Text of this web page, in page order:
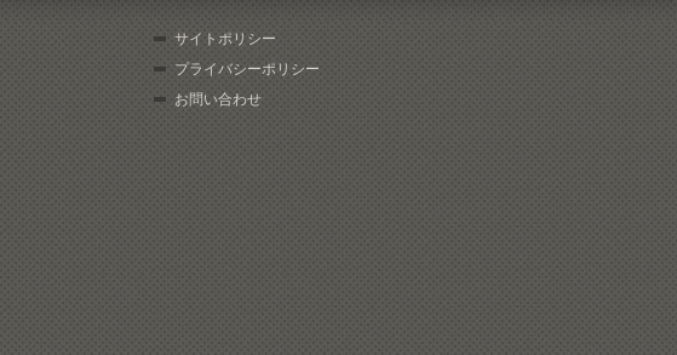
サイトポリシー
プライバシーポリシー
お問い合わせ